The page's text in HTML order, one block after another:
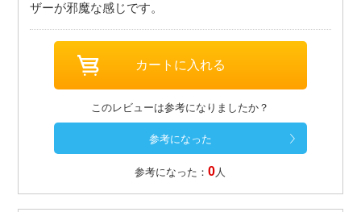
ザーが邪魔な感じです。
このレビューは参考になりましたか？
参考になった：0 人